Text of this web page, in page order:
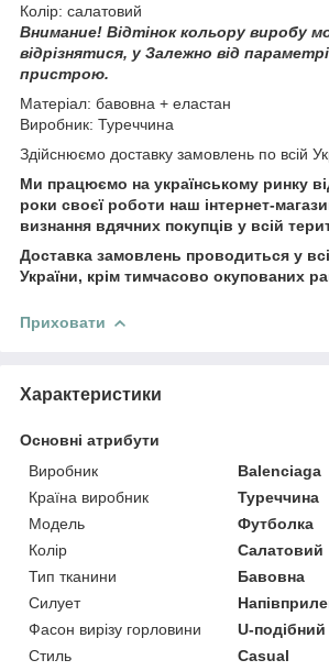
Колір: салатовий
Внимание! Відтінок кольору виробу
відрізнятися, у Залежно від
пристрою.
Матеріал: бавовна + еластан
Виробник: Туреччина
Здійснюємо доставку замовлень по всій
Ми працюємо на українському ринку
роки своєї роботи наш інтернет-
визнання вдячних покупців у всій
Доставка замовлень проводиться у
України, крім тимчасово окупованих
Приховати
Характеристики
Основні атрибути
Виробник
Balenciaga
Країна виробник
Туреччина
Модель
Футболка
Колір
Салатовий
Тип тканини
Бавовна
Силует
Фасон вирізу горловини
U-подібний
Стиль
Casual